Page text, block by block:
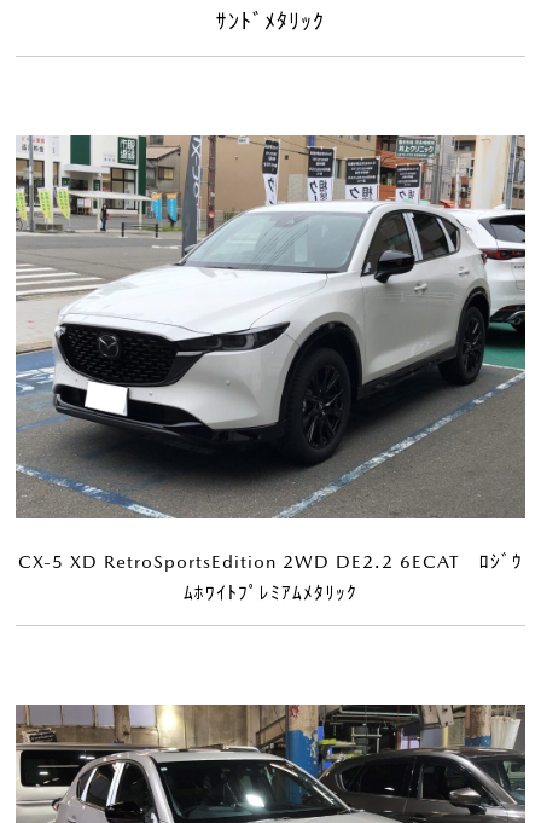
ｻﾝﾄﾞﾒﾀﾘｯｸ
CX-5 XD RetroSportsEdition 2WD DE2.2 6ECAT ﾛｼﾞｳ
ﾑﾎﾜｲﾄﾌﾟﾚﾐｱﾑﾒﾀﾘｯｸ